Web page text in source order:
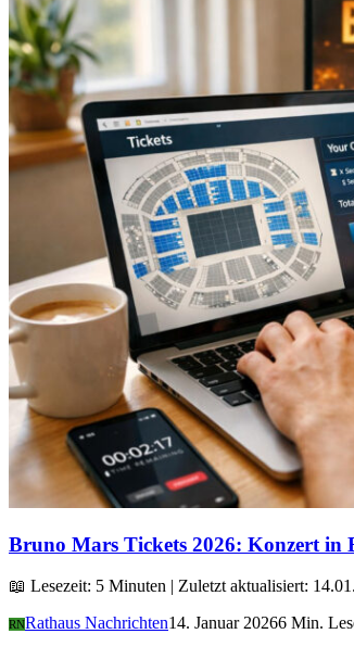
Bruno Mars Tickets 2026: Konzert in
📖 Lesezeit: 5 Minuten | Zuletzt aktualisiert:
RNRathaus Nachrichten14. Januar 20266 Min.